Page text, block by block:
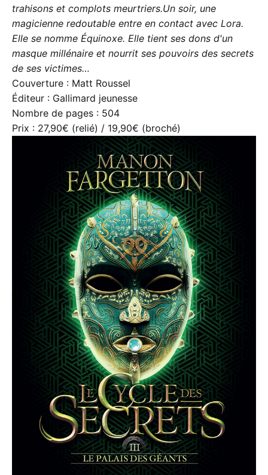
trahisons et complots meurtriers.Un soir, une
magicienne redoutable entre en contact avec Lora.
Elle se nomme Équinoxe. Elle tient ses dons d'un
masque millénaire et nourrit ses pouvoirs des secrets
de ses victimes…
Couverture : Matt Roussel
Éditeur : Gallimard jeunesse
Nombre de pages : 504
Prix : 27,90€ (relié) / 19,90€ (broché)